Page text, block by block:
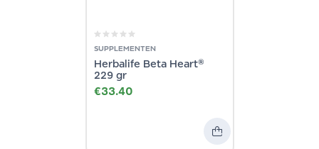
SUPPLEMENTEN
Herbalife Beta Heart®
229 gr
€33.40